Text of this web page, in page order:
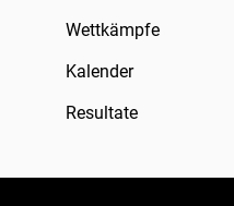
Wettkämpfe
Kalender
Resultate